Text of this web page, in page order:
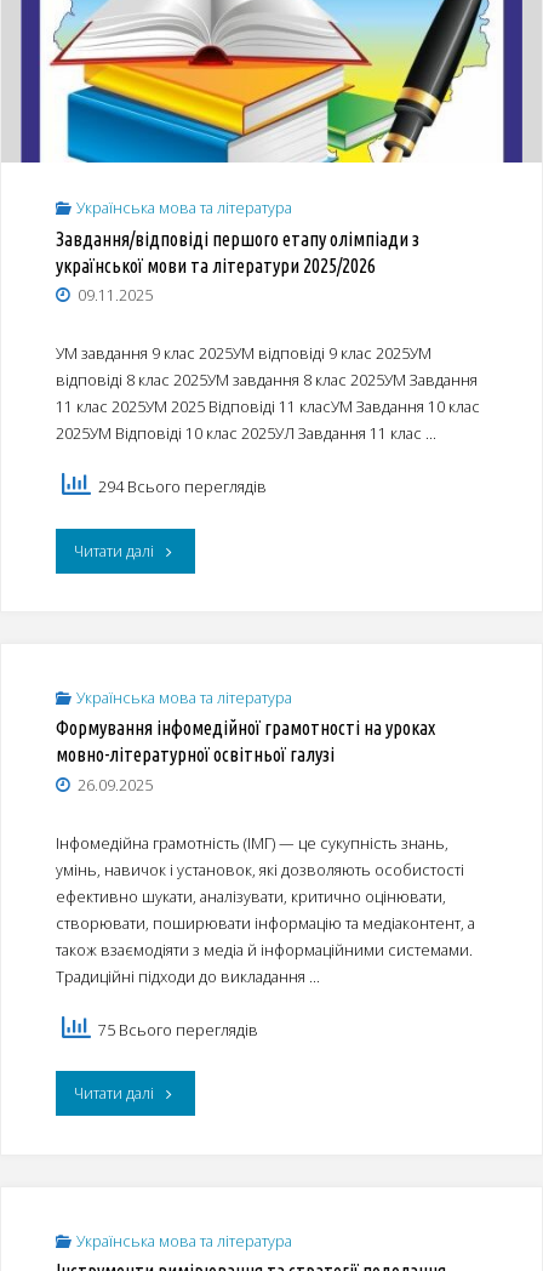
XVI
Міжнародного
мовно-
літературного
конкурсу
учнівської
та
студентської
імені
Тараса
Шевченка"
Українська мова та література
Завдання/відповіді першого етапу олімпіади з
української мови та літератури 2025/2026
09.11.2025
УМ завдання 9 клас 2025УМ відповіді 9 клас 2025УМ
відповіді 8 клас 2025УМ завдання 8 клас 2025УМ Завдання
11 клас 2025УМ 2025 Відповіді 11 класУМ Завдання 10 клас
2025УМ Відповіді 10 клас 2025УЛ Завдання 11 клас …
294 Всього переглядів
Читати далі"Завдання/
олімпіади
мови
та
літератури
Українська мова та література
Формування інфомедійної грамотності на уроках
мовно-літературної освітньої галузі
26.09.2025
Інфомедійна грамотність (ІМГ) — це сукупність знань,
умінь, навичок і установок, які дозволяють особистості
ефективно шукати, аналізувати, критично оцінювати,
створювати, поширювати інформацію та медіаконтент, а
також взаємодіяти з медіа й інформаційними системами.
Традиційні підходи до викладання …
75 Всього переглядів
Читати далі"Формування
Українська мова та література